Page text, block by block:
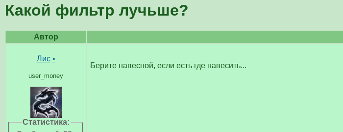
Какой фильтр лучьше?
Автор
Лис •
user_money
Статистика:
Берите навесной, если есть где навесить...